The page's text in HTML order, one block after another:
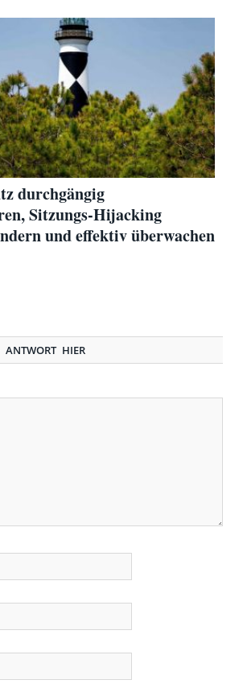
durchgängig
Sitzungs-Hijacking
und effektiv überwachen
ANTWORT HIER